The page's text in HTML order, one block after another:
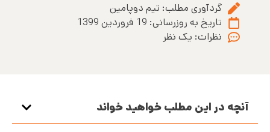
گردآوری مطلب: تیم دوپامین
تاریخ به روزرسانی: 19 فروردین 1399
نظرات: یک نظر
آنچه در این مطلب خواهید خواند